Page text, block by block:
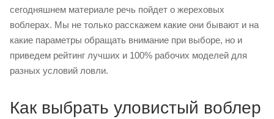
сегодняшнем материале речь пойдет о жереховых
воблерах. Мы не только расскажем какие они бывают и на
какие параметры обращать внимание при выборе, но и
приведем рейтинг лучших и 100% рабочих моделей для
разных условий ловли.
Как выбрать уловистый воблер